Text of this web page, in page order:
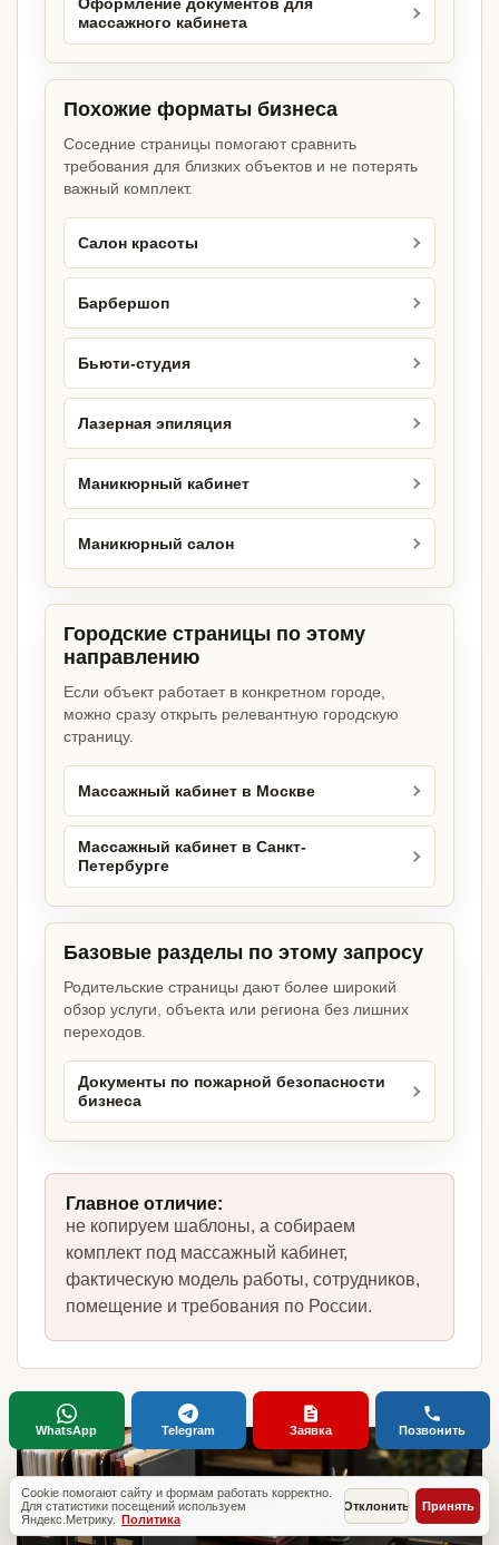
Оформление документов для
массажного кабинета
Похожие форматы бизнеса
Соседние страницы помогают сравнить
требования для близких объектов и не потерять
важный комплект.
Салон красоты
Барбершоп
Бьюти-студия
Лазерная эпиляция
Маникюрный кабинет
Маникюрный салон
Городские страницы по этому
направлению
Если объект работает в конкретном городе,
можно сразу открыть релевантную городскую
страницу.
Массажный кабинет в Москве
Массажный кабинет в Санкт-
Петербурге
Базовые разделы по этому запросу
Родительские страницы дают более широкий
обзор услуги, объекта или региона без лишних
переходов.
Документы по пожарной безопасности
бизнеса
Главное отличие:
не копируем шаблоны, а собираем
комплект под массажный кабинет,
фактическую модель работы, сотрудников,
помещение и требования по России.
Cookie помогают сайту и формам работать корректно.
Для статистики посещений используем
Яндекс.Метрику. Политика
Отклонить Принять
WhatsApp Telegram Заявка Позвонить